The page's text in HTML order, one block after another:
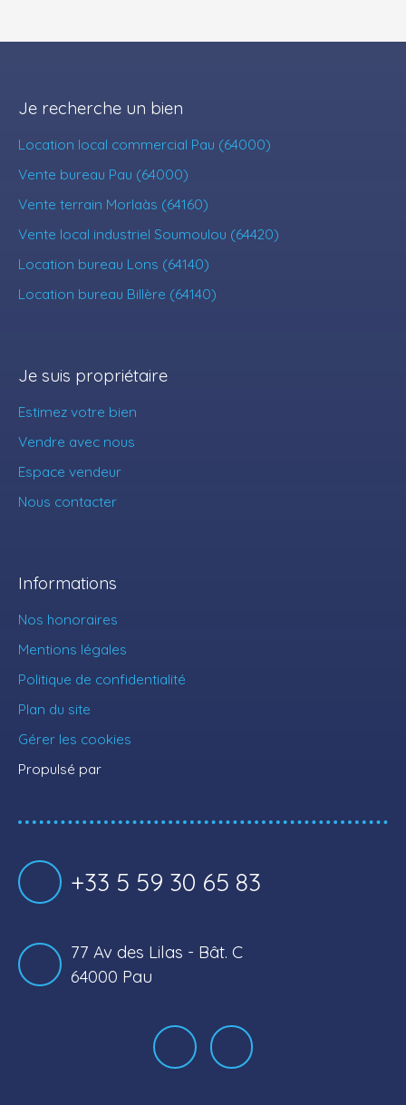
Je recherche un bien
Location local commercial Pau (64000)
Vente bureau Pau (64000)
Vente terrain Morlaàs (64160)
Vente local industriel Soumoulou (64420)
Location bureau Lons (64140)
Location bureau Billère (64140)
Je suis propriétaire
Estimez votre bien
Vendre avec nous
Espace vendeur
Nous contacter
Informations
Nos honoraires
Mentions légales
Politique de confidentialité
Plan du site
Gérer les cookies
Propulsé par
+33 5 59 30 65 83
77 Av des Lilas - Bât. C
64000 Pau